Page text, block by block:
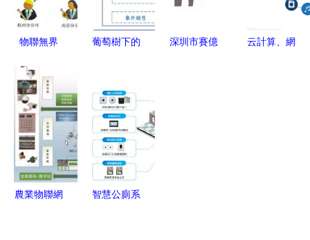
技術服務的
創新突破
物聯無界
往哪兒吹？
——淺析物
聯網技術服
務如何重塑
未來世界
葡萄樹下的
如何掘金
（三）標的
公司詳情概
覽——宜通
世紀、新天
深圳市賽億
云計算、網
農業物聯網
智慧公廁系